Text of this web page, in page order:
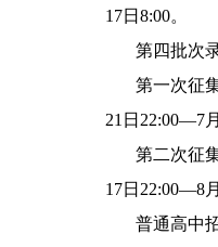
17日8:00。
第四批次
第一次征
21日22:00—7
第二次征
17日22:00—8
普通高中